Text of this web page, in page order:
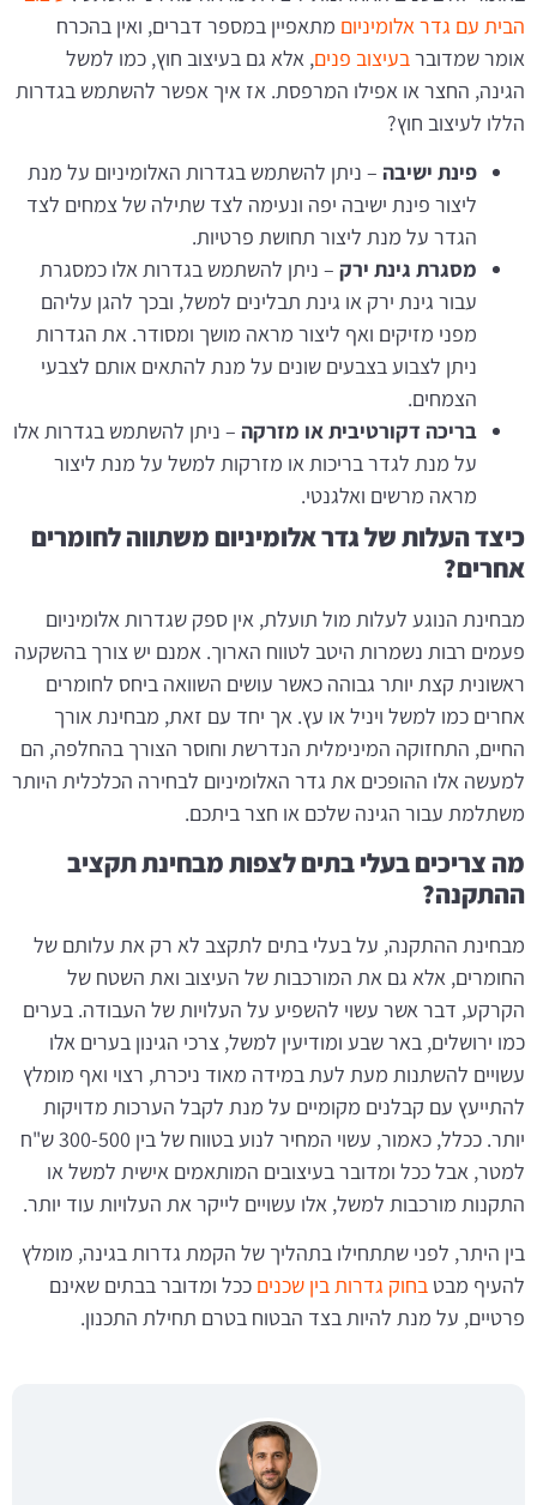
הבית עם גדר אלומיניום מתאפיין במספר דברים, ואין בהכרח
אומר שמדוברבעיצוב פנים, אלא גם בעיצוב חוץ, כמו למשל
הגינה, החצר או אפילו המרפסת. אז איך אפשר להשתמש בגדרות
הללו לעיצוב חוץ?
פינת ישיבה – ניתן להשתמש בגדרות האלומיניום על מנת
ליצור פינת ישיבה יפה ונעימה לצד שתילה של צמחים לצד
הגדר על מנת ליצור תחושת פרטיות.
מסגרת גינת ירק – ניתן להשתמש בגדרות אלו כמסגרת
עבור גינת ירק או גינת תבלינים למשל, ובכך להגן עליהם
מפני מזיקים ואף ליצור מראה מושך ומסודר. את הגדרות
ניתן לצבוע בצבעים שונים על מנת להתאים אותם לצבעי
הצמחים.
בריכה דקורטיבית או מזרקה – ניתן להשתמש בגדרות אלו
על מנת לגדר בריכות או מזרקות למשל על מנת ליצור
מראה מרשים ואלגנטי.
כיצד העלות של גדר אלומיניום משתווה לחומרים
אחרים?
מבחינת הנוגע לעלות מול תועלת, אין ספק שגדרות אלומיניום
פעמים רבות נשמרות היטב לטווח הארוך. אמנם יש צורך בהשקעה
ראשונית קצת יותר גבוהה כאשר עושים השוואה ביחס לחומרים
אחרים כמו למשל ויניל או עץ. אך יחד עם זאת, מבחינת אורך
החיים, התחזוקה המינימלית הנדרשת וחוסר הצורך בהחלפה, הם
למעשה אלו ההופכים את גדר האלומיניום לבחירה הכלכלית היותר
משתלמת עבור הגינה שלכם או חצר ביתכם.
מה צריכים בעלי בתים לצפות מבחינת תקציב
ההתקנה?
מבחינת ההתקנה, על בעלי בתים לתקצב לא רק את עלותם של
החומרים, אלא גם את המורכבות של העיצוב ואת השטח של
הקרקע, דבר אשר עשוי להשפיע על העלויות של העבודה. בערים
כמו ירושלים, באר שבע ומודיעין למשל, צרכי הגינון בערים אלו
עשויים להשתנות מעת לעת במידה מאוד ניכרת, רצוי ואף מומלץ
להתייעץ עם קבלנים מקומיים על מנת לקבל הערכות מדויקות
יותר. ככלל, כאמור, עשוי המחיר לנוע בטווח של בין 300-500 ש"ח
למטר, אבל ככל ומדובר בעיצובים המותאמים אישית למשל או
התקנות מורכבות למשל, אלו עשויים לייקר את העלויות עוד יותר.
בין היתר, לפני שתתחילו בתהליך של הקמת גדרות בגינה, מומלץ
להעיף מבט בחוק גדרות בין שכנים ככל ומדובר בבתים שאינם
פרטיים, על מנת להיות בצד הבטוח בטרם תחילת התכנון.